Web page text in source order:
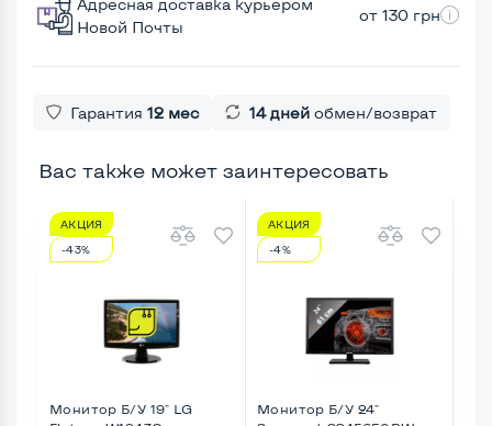
Новой Почты
от 130 грн
Гарантия 12 мес 14 дней обмен/возврат
Вас также может заинтересовать
АКЦИЯ
-43%
Монитор Б/У 19" LG
АКЦИЯ
-4%
Монитор Б/У 24"